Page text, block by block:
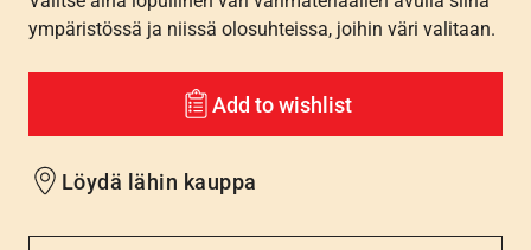
ympäristössä ja niissä olosuhteissa, joihin väri valitaan.
Add to wishlist
Löydä lähin kauppa